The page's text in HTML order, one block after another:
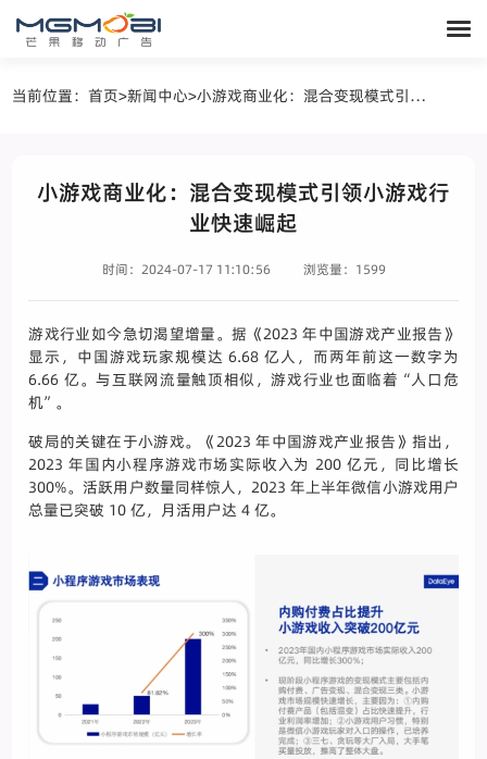
当前位置：首页>新闻中心> 小游戏商业化：混合变现模式引领小游戏行业快速崛起
小游戏商业化：混合变现模式引领小游戏行
业快速崛起
时间：2024-07-17 11:10:56 浏览量：1599
游戏行业如今急切渴望增量。据《2023 年中国游戏产业报告》
显示，中国游戏玩家规模达 6.68 亿人，而两年前这一数字为
6.66 亿。与互联网流量触顶相似，游戏行业也面临着“人口危
机”。
破局的关键在于小游戏。《2023 年中国游戏产业报告》指出，
2023 年国内小程序游戏市场实际收入为 200 亿元，同比增长
300%。活跃用户数量同样惊人，2023 年上半年微信小游戏用户
总量已突破 10 亿，月活用户达 4 亿。